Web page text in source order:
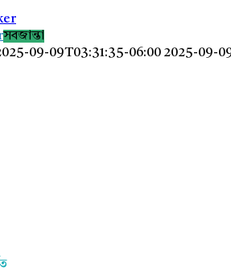
সবজান্তা
09-09T03:31:35-06:00 2025-09-